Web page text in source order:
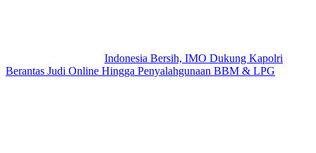
Indonesia Bersih, IMO Dukung Kapolri
Berantas Judi Online Hingga Penyalahgunaan BBM & LPG